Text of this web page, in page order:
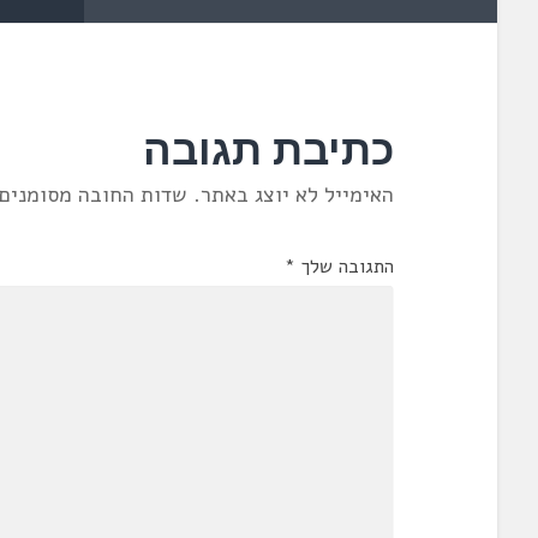
כתיבת תגובה
האימייל לא יוצג באתר. שדות החובה
התגובה שלך *